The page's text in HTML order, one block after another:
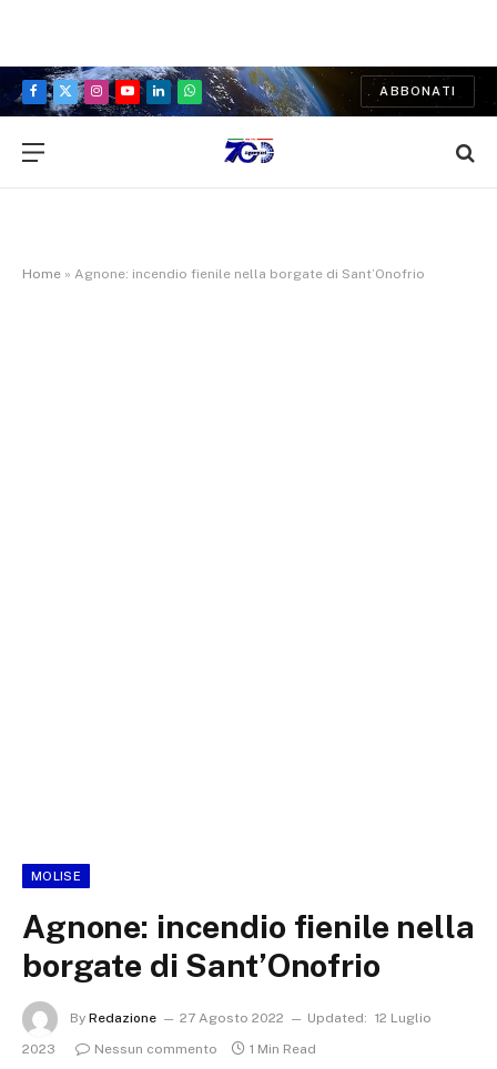
Facebook
X
Instagram
YouTubeLinkedInWhatsApp
ABBONATI
Home » Agnone: incendio fienile nella borgate di Sant’Onofrio
MOLISE
Agnone: incendio fienile nella
borgate di Sant’Onofrio
By Redazione 27 Agosto 2022 Updated: 12 Luglio
2023
Nessun commento 1 Min Read